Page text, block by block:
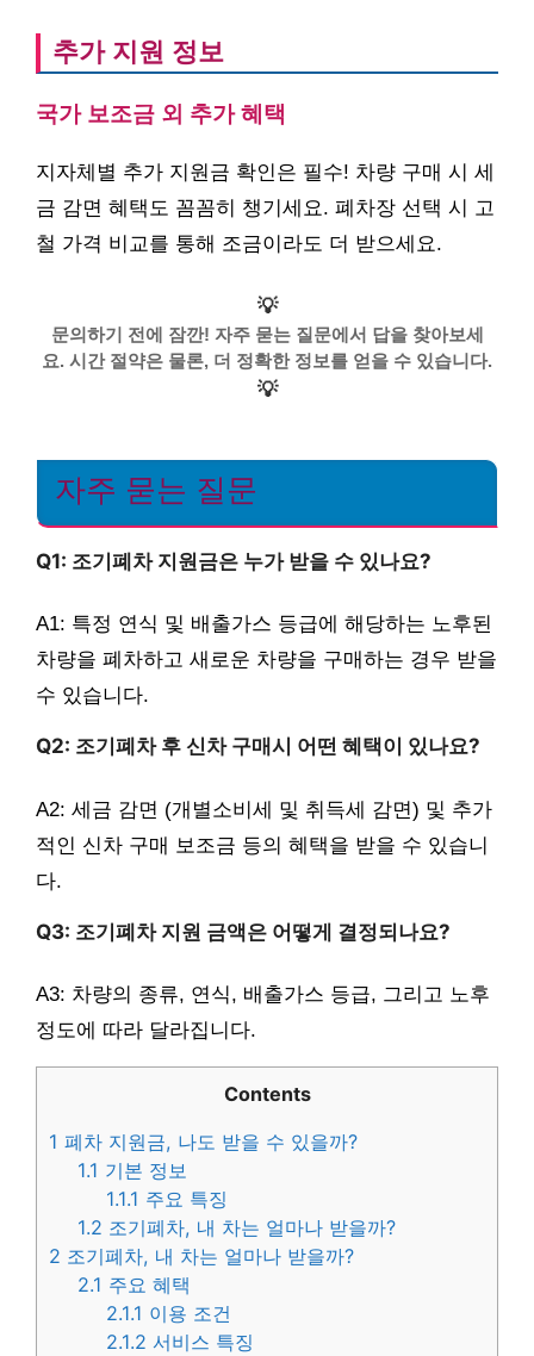
추가 지원 정보
국가 보조금 외 추가 혜택
지자체별 추가 지원금 확인은 필수! 차량 구매 시 세
금 감면 혜택도 꼼꼼히 챙기세요. 폐차장 선택 시 고
철 가격 비교를 통해 조금이라도 더 받으세요.
💡
문의하기 전에 잠깐! 자주 묻는 질문에서 답을 찾아보세
요. 시간 절약은 물론, 더 정확한 정보를 얻을 수 있습니다.
💡
자주 묻는 질문
Q1: 조기폐차 지원금은 누가 받을 수 있나요?
A1: 특정 연식 및 배출가스 등급에 해당하는 노후된
차량을 폐차하고 새로운 차량을 구매하는 경우 받을
수 있습니다.
Q2: 조기폐차 후 신차 구매시 어떤 혜택이 있나요?
A2: 세금 감면 (개별소비세 및 취득세 감면) 및 추가
적인 신차 구매 보조금 등의 혜택을 받을 수 있습니
다.
Q3: 조기폐차 지원 금액은 어떻게 결정되나요?
A3: 차량의 종류, 연식, 배출가스 등급, 그리고 노후
정도에 따라 달라집니다.
Contents
1 폐차 지원금, 나도 받을 수 있을까?
1.1 기본 정보
1.1.1 주요 특징
1.2 조기폐차, 내 차는 얼마나 받을까?
2 조기폐차, 내 차는 얼마나 받을까?
2.1 주요 혜택
2.1.1 이용 조건
2.1.2 서비스 특징